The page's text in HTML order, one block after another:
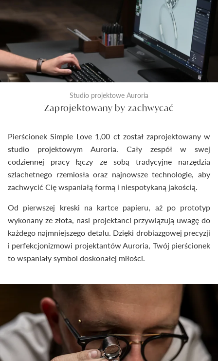
Studio projektowe Auroria
Zaprojektowany by zachwycać
Pierścionek Simple Love 1,00 ct został zaprojektowany w
studio projektowym Auroria. Cały zespół w swej
codziennej pracy łączy ze sobą tradycyjne narzędzia
szlachetnego rzemiosła oraz najnowsze technologie, aby
zachwycić Cię wspaniałą formą i niespotykaną jakością.
Od pierwszej kreski na kartce papieru, aż po prototyp
wykonany ze złota, nasi projektanci przywiązują uwagę do
każdego najmniejszego detalu. Dzięki drobiazgowej precyzji
i perfekcjonizmowi projektantów Auroria, Twój pierścionek
to wspaniały symbol doskonałej miłości.